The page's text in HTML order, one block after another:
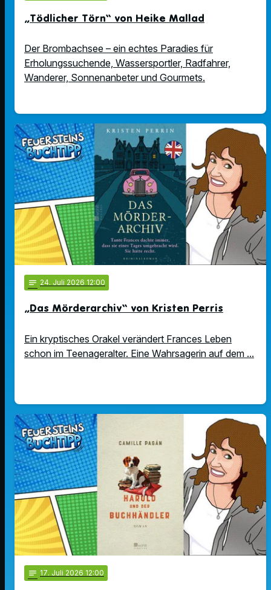
„Tödlicher Törn“ von Heike Mallad
Der Brombachsee – ein echtes Paradies für
Erholungssuchende, Wassersportler, Radfahrer,
Wanderer, Sonnenanbeter und Gourmets.
notes 24. Juli 2026 12:00
„Das Mörderarchiv“ von Kristen Perris
Ein kryptisches Orakel verändert Frances Leben
schon im Teenageralter. Eine Wahrsagerin auf dem ...
notes 17. Juli 2026 12:00